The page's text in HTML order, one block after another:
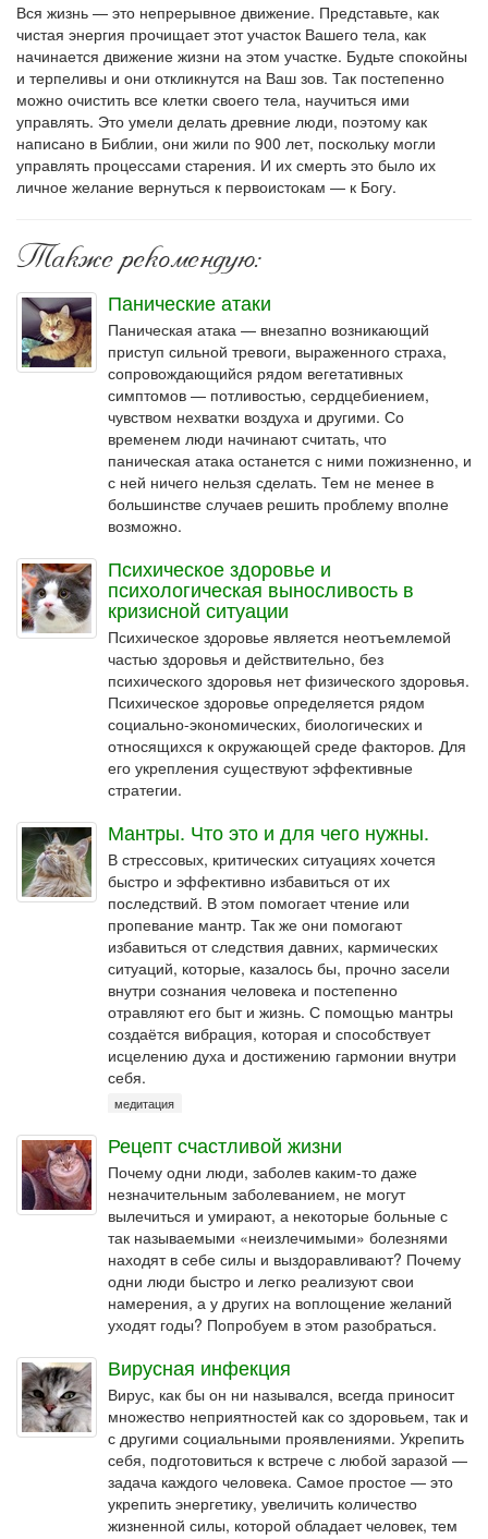
Вся жизнь — это непрерывное движение. Представьте, как
чистая энергия прочищает этот участок Вашего тела, как
начинается движение жизни на этом участке. Будьте спокойны
и терпеливы и они откликнутся на Ваш зов. Так постепенно
можно очистить все клетки своего тела, научиться ими
управлять. Это умели делать древние люди, поэтому как
написано в Библии, они жили по 900 лет, поскольку могли
управлять процессами старения. И их смерть это было их
личное желание вернуться к первоистокам — к Богу.
Также рекомендую:
Панические атаки
Паническая атака — внезапно возникающий
приступ сильной тревоги, выраженного страха,
сопровождающийся рядом вегетативных
симптомов — потливостью, сердцебиением,
чувством нехватки воздуха и другими. Со
временем люди начинают считать, что
паническая атака останется с ними пожизненно, и
с ней ничего нельзя сделать. Тем не менее в
большинстве случаев решить проблему вполне
возможно.
Психическое здоровье и
психологическая выносливость в
кризисной ситуации
Психическое здоровье является неотъемлемой
частью здоровья и действительно, без
психического здоровья нет физического здоровья.
Психическое здоровье определяется рядом
социально-экономических, биологических и
относящихся к окружающей среде факторов. Для
его укрепления существуют эффективные
стратегии.
Мантры. Что это и для чего нужны.
В стрессовых, критических ситуациях хочется
быстро и эффективно избавиться от их
последствий. В этом помогает чтение или
пропевание мантр. Так же они помогают
избавиться от следствия давних, кармических
ситуаций, которые, казалось бы, прочно засели
внутри сознания человека и постепенно
отравляют его быт и жизнь. С помощью мантры
создаётся вибрация, которая и способствует
исцелению духа и достижению гармонии внутри
себя.
медитация
Рецепт счастливой жизни
Почему одни люди, заболев каким-то даже
незначительным заболеванием, не могут
вылечиться и умирают, а некоторые больные с
так называемыми «неизлечимыми» болезнями
находят в себе силы и выздоравливают? Почему
одни люди быстро и легко реализуют свои
намерения, а у других на воплощение желаний
уходят годы? Попробуем в этом разобраться.
Вирусная инфекция
Вирус, как бы он ни назывался, всегда приносит
множество неприятностей как со здоровьем, так и
с другими социальными проявлениями. Укрепить
себя, подготовиться к встрече с любой заразой —
задача каждого человека. Самое простое — это
укрепить энергетику, увеличить количество
жизненной силы, которой обладает человек, тем